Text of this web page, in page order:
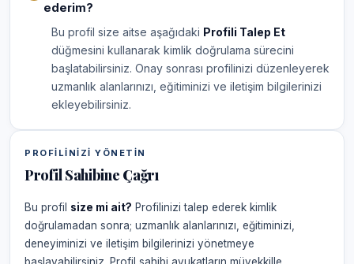
ederim?
Bu profil size aitse aşağıdaki Profili Talep Et
düğmesini kullanarak kimlik doğrulama sürecini
başlatabilirsiniz. Onay sonrası profilinizi düzenleyerek
uzmanlık alanlarınızı, eğitiminizi ve iletişim bilgilerinizi
ekleyebilirsiniz.
PROFILINIZI YÖNETIN
Profil Sahibine Çağrı
Bu profil size mi ait? Profilinizi talep ederek kimlik
doğrulamadan sonra; uzmanlık alanlarınızı, eğitiminizi,
deneyiminizi ve iletişim bilgilerinizi yönetmeye